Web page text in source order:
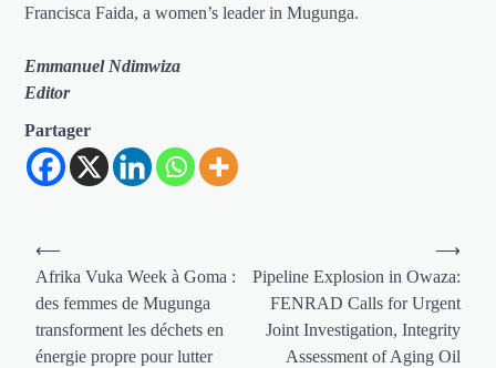
Francisca Faida, a women’s leader in Mugunga.
Emmanuel Ndimwiza
Editor
Partager
Navigation
de
l’article
⟵
Afrika Vuka Week à Goma :
des femmes de Mugunga
transforment les déchets en
énergie propre pour lutter
Pipeline Explosion in Owaza:
FENRAD Calls for Urgent
Joint Investigation, Integrity
Assessment of Aging Oil
⟶